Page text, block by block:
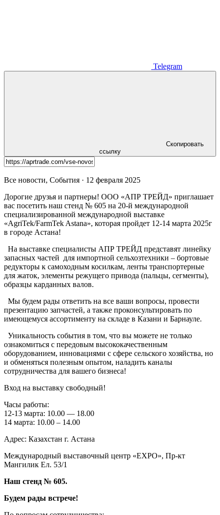
Telegram
Скопировать
ссылку
Все новости, События · 12 февраля 2025
Дорогие друзья и партнеры! ООО «АПР ТРЕЙД» приглашает
вас посетить наш стенд № 605 на 20-й международной
специализированной международной выставке
«AgriTek/FarmTek Astana», которая пройдет 12-14 марта 2025г
в городе Астана!
На выставке специалисты АПР ТРЕЙД представят линейку
запасных частей для импортной сельхозтехники – бортовые
редукторы к самоходным косилкам, ленты транспортерные
для жаток, элементы режущего привода (пальцы, сегменты),
образцы карданных валов.
Мы будем рады ответить на все ваши вопросы, провести
презентацию запчастей, а также проконсультировать по
имеющемуся ассортименту на складе в Казани и Барнауле.
Уникальность события в том, что вы можете не только
ознакомиться с передовым высококачественным
оборудованием, инновациями с сфере сельского хозяйства, но
и обменяться полезным опытом, наладить каналы
сотрудничества для вашего бизнеса!
Вход на выставку свободный!
Часы работы:
12-13 марта: 10.00 — 18.00
14 марта: 10.00 – 14.00
Адрес: Казахстан г. Астана
Международный выставочный центр «EXPO», Пр-кт
Мангилик Ел. 53/1
Наш стенд № 605.
Будем рады встрече!